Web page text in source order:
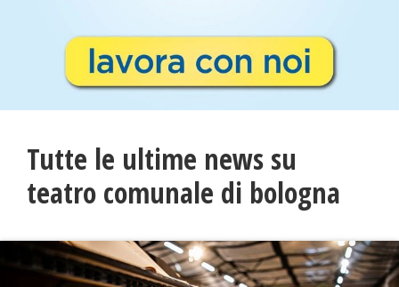
Tutte le ultime news su
teatro comunale di bologna